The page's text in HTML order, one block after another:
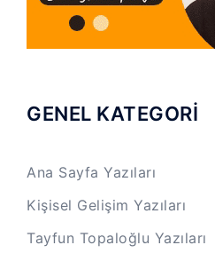
GENEL KATEGORİ
Ana Sayfa Yazıları
Kişisel Gelişim Yazıları
Tayfun Topaloğlu Yazıları